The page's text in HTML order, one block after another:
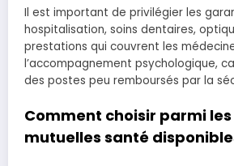
Il est important de privilégier les
hospitalisation, soins dentaires,
prestations qui couvrent les
l’accompagnement psychologique,
des postes peu remboursés par la
Comment choisir parmi
mutuelles santé